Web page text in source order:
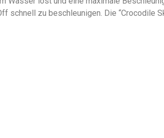
schnell zu beschleunigen. Die “Crocodile